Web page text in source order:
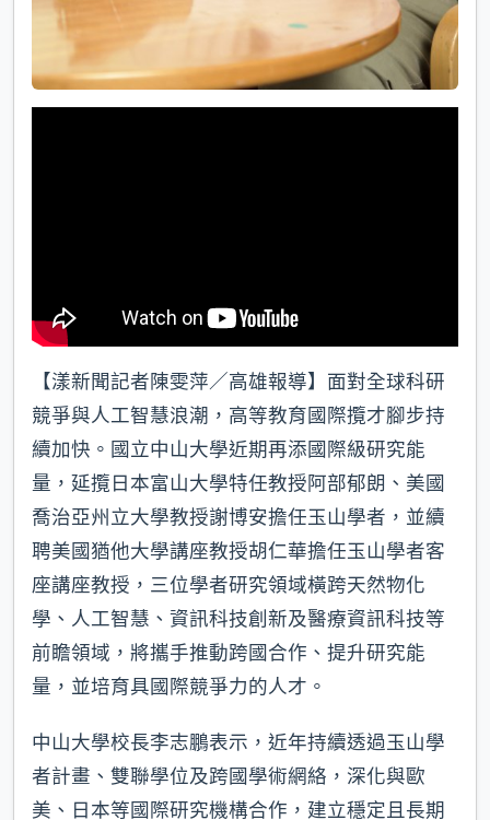
【漾新聞記者陳雯萍／高雄報導】面對全球科研
競爭與人工智慧浪潮，高等教育國際攬才腳步持
續加快。國立中山大學近期再添國際級研究能
量，延攬日本富山大學特任教授阿部郁朗、美國
喬治亞州立大學教授謝博安擔任玉山學者，並續
聘美國猶他大學講座教授胡仁華擔任玉山學者客
座講座教授，三位學者研究領域橫跨天然物化
學、人工智慧、資訊科技創新及醫療資訊科技等
前瞻領域，將攜手推動跨國合作、提升研究能
量，並培育具國際競爭力的人才。
中山大學校長李志鵬表示，近年持續透過玉山學
者計畫、雙聯學位及跨國學術網絡，深化與歐
美、日本等國際研究機構合作，建立穩定且長期